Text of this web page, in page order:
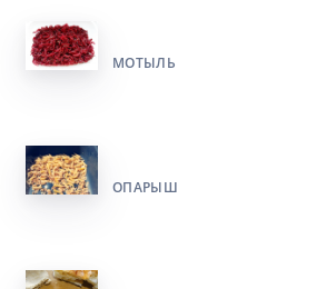
МОТЫЛЬ
ОПАРЫШ